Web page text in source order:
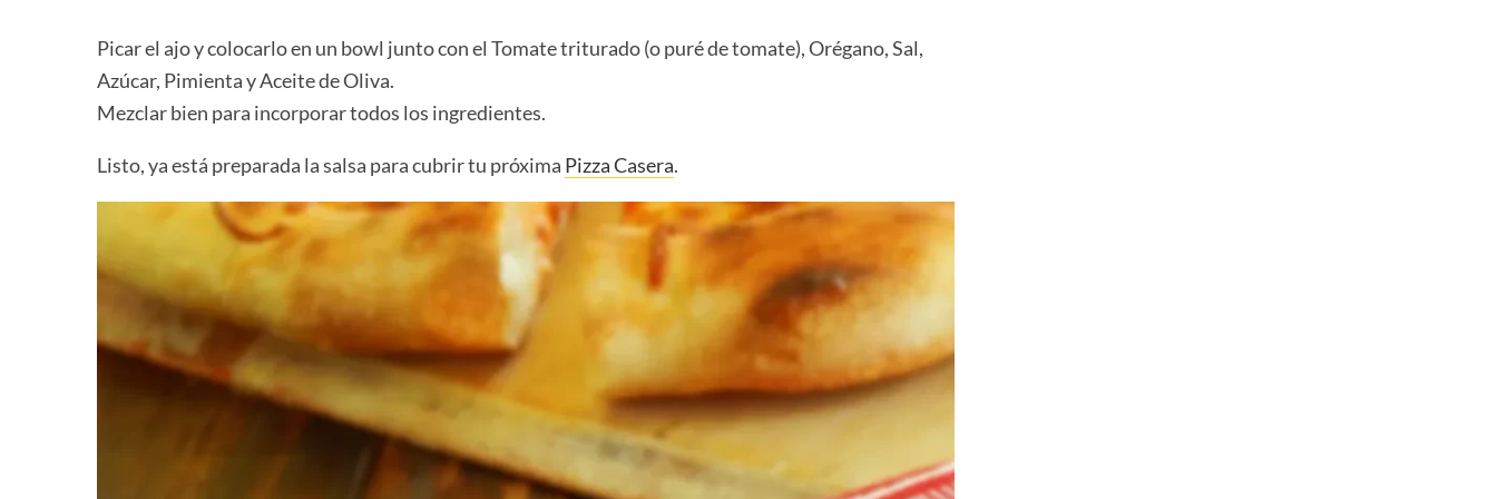
Picar el ajo y colocarlo en un bowl junto con el Tomate triturado (o puré de tomate), Orégano, Sal,
Azúcar, Pimienta y Aceite de Oliva.
Mezclar bien para incorporar todos los ingredientes.
Listo, ya está preparada la salsa para cubrir tu próxima Pizza Casera.